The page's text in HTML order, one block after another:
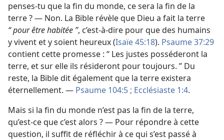
penses-​tu que la fin du monde, ce sera la fin de la
terre ? — Non. La Bible révèle que Dieu a fait la terre
“ pour être habitée ”, c’est-à-dire pour que des humains
y vivent et y soient heureux (Isaïe 45:18). Psaume 37:29
contient cette promesse : “ Les justes posséderont la
terre, et sur elle ils résideront pour toujours. ” Du
reste, la Bible dit également que la terre existera
éternellement. — Psaume 104:5 ; Ecclésiaste 1:4.
Mais si la fin du monde n’est pas la fin de la terre,
qu’est-​ce que c’est alors ? — Pour répondre à cette
question, il suffit de réfléchir à ce qui s’est passé à